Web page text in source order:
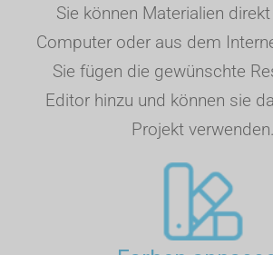
Sie können Materialien
Computer oder aus dem
Sie fügen die gewünschte
Editor hinzu und können sie
Projekt verwenden.